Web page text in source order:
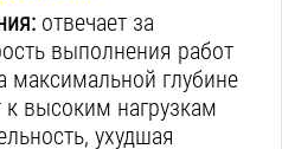
отвечает за
выполнения работ
максимальной глубине
к высоким нагрузкам
ухудшая